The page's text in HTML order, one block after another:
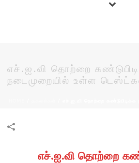
எச்.ஐ.வி தொற்றை
நடைமுறையில் உள்ள
எச்.ஐ.வி தொற்றை